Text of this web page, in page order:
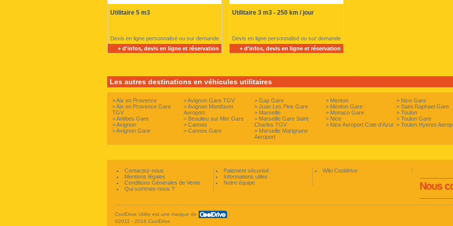
Utilitaire 5 m3
Devis en ligne personnalisé ou sur demande
+ d'infos, devis en ligne et réservation
Utilitaire 3 m3 - 250 km / jour
Devis en ligne personnalisé ou sur demande
+ d'infos, devis en ligne et réservation
Les autres destinations en véhicules utilitaires
>Aix en Provence
>Aix en Provence Gare
TGV
>Antibes Gare
>Avignon
>Avignon Gare
>Avignon Gare TGV
>Avignon Montfavet
Aeroport
> Beaulieu sur Mer Gare
> Cannes
> Cannes Gare
>Gap Gare
>Juan Les Pins Gare
> Marseille
> Marseille Gare Saint
Charles TGV
> Marseille Marignane
Aeroport
> Menton
> Menton Gare
> Monaco Gare
> Nice
> Nice Aeroport Cote d'Azur
> Nice Gare
>Saint Raphael Gare
>Toulon
>Toulon Gare
>Toulon Hyeres
Contactez-nous
Mentions légales
Conditions Générales de Vente
Qui sommes-nous ?
Paiement sécurisé
Informations utiles
Notre équipe
Wiki Cooldrive
CoolDrive Utility est une marque de
©2011 - 2016 CoolDrive